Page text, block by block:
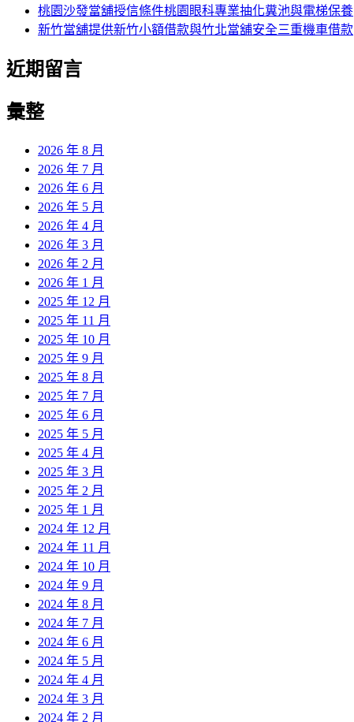
桃園沙發當舖授信條件桃園眼科專業抽化糞池與電梯保養
新竹當舖提供新竹小額借款與竹北當舖安全三重機車借款
近期留言
彙整
2026 年 8 月
2026 年 7 月
2026 年 6 月
2026 年 5 月
2026 年 4 月
2026 年 3 月
2026 年 2 月
2026 年 1 月
2025 年 12 月
2025 年 11 月
2025 年 10 月
2025 年 9 月
2025 年 8 月
2025 年 7 月
2025 年 6 月
2025 年 5 月
2025 年 4 月
2025 年 3 月
2025 年 2 月
2025 年 1 月
2024 年 12 月
2024 年 11 月
2024 年 10 月
2024 年 9 月
2024 年 8 月
2024 年 7 月
2024 年 6 月
2024 年 5 月
2024 年 4 月
2024 年 3 月
2024 年 2 月